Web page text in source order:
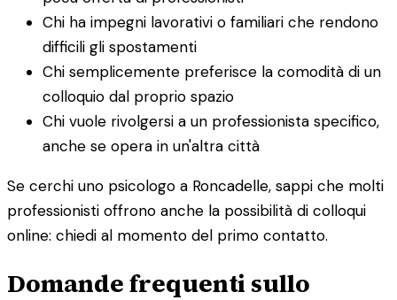
Chi ha impegni lavorativi o familiari che rendono
difficili gli spostamenti
Chi semplicemente preferisce la comodità di un
colloquio dal proprio spazio
Chi vuole rivolgersi a un professionista specifico,
anche se opera in un'altra città
Se cerchi uno psicologo a Roncadelle, sappi che molti
professionisti offrono anche la possibilità di colloqui
online: chiedi al momento del primo contatto.
Domande frequenti sullo